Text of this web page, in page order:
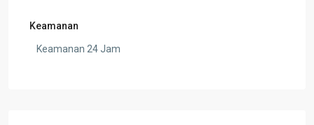
Keamanan
Keamanan 24 Jam